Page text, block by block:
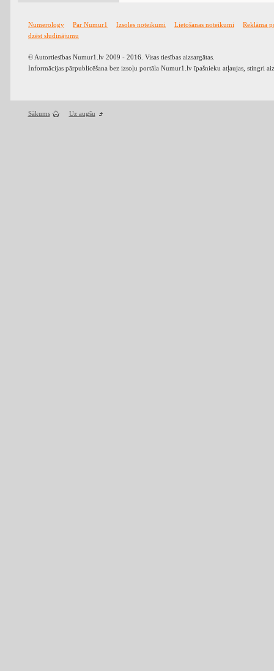
Numerology Par Numur1 Izsoles noteikumi Lietošanas noteikumi
Reklāma
dzēst sludinājumu
© Autortiesības Numur1.lv 2009 - 2016. Visas tiesības aizsargātas.
Informācijas pārpublicēšana bez izsoļu portāla Numur1.lv īpašnieku atļaujas, stingri
Sākums Uz augšu